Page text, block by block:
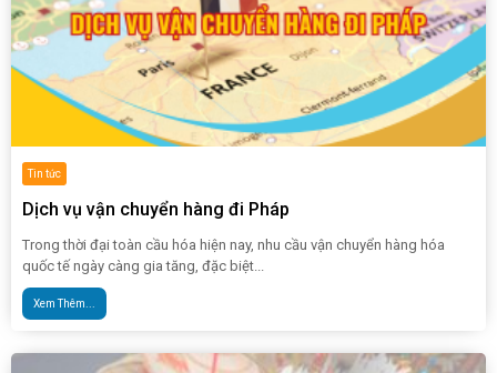
Tin tức
Dịch vụ vận chuyển hàng đi Pháp
Trong thời đại toàn cầu hóa hiện nay, nhu cầu vận chuyển hàng hóa
quốc tế ngày càng gia tăng, đặc biệt...
Xem Thêm...